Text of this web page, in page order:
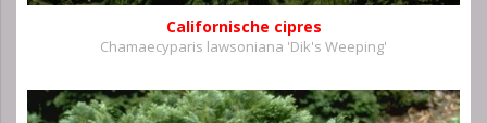
Californische cipres
Chamaecyparis lawsoniana 'Dik's Weeping'